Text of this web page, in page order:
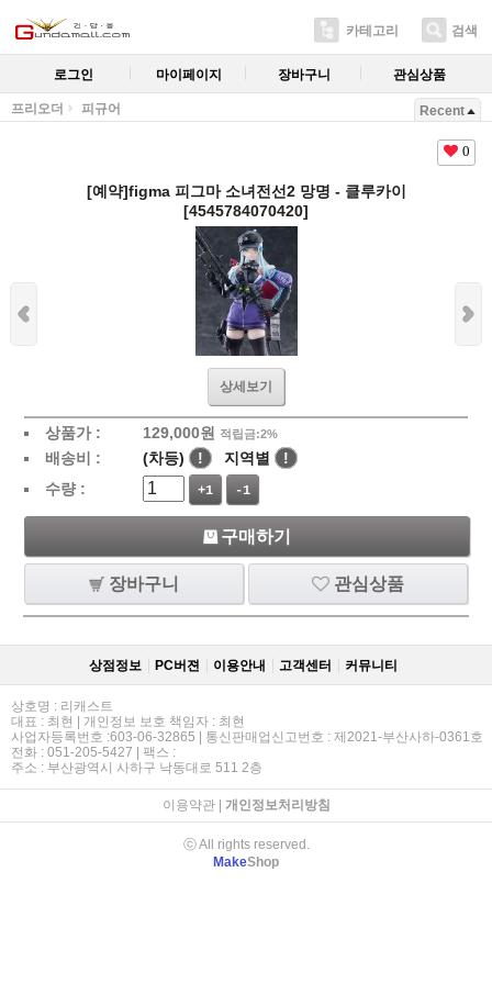
카테고리 검색
로그인 마이페이지 장바구니 관심상품
프리오더 피규어 Recent
0
[예약]figma 피그마 소녀전선2 망명 - 클루카이
[4545784070420]
상세보기
상품가 : 129,000원 적립금:2%
배송비 : (차등) ! 지역별
!
수량 :
+1 -1
구매하기
장바구니 관심상품
상점정보 PC버젼 이용안내 고객센터 커뮤니티
상호명 : 리캐스트
대표 : 최현 | 개인정보 보호 책임자 : 최현
사업자등록번호 :603-06-32865 | 통신판매업신고번호 : 제2021-부산사하-0361호
전화 : 051-205-5427 | 팩스 :
주소 : 부산광역시 사하구 낙동대로 511 2층
이용약관| 개인정보처리방침
ⓒ All rights reserved.
MakeShop